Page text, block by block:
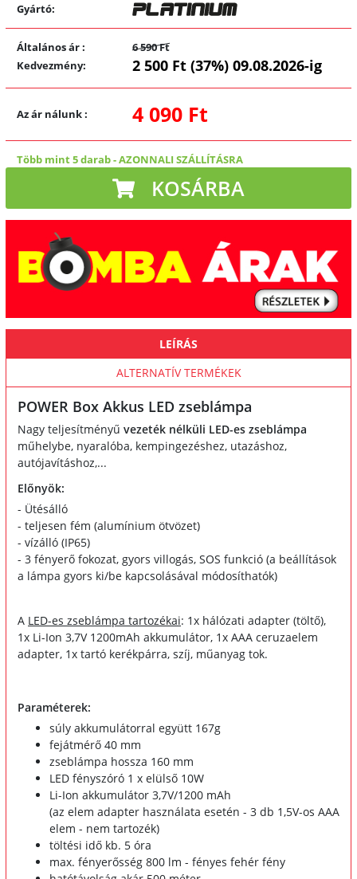
Gyártó:
Általános ár:
6 590 Ft
Kedvezmény: 2 500 Ft (37%) 09.08.2026-ig
Az ár nálunk: 4 090 Ft
Több mint 5 darab-AZONNALI SZÁLLÍTÁSRA
KOSÁRBA
LEÍRÁS
ALTERNATÍV TERMÉKEK
POWER Box Akkus LED zseblámpa
Nagy teljesítményű vezeték nélküli LED-es zseblámpa
műhelybe, nyaralóba, kempingezéshez, utazáshoz,
autójavításhoz,...
Előnyök:
- Ütésálló
- teljesen fém (alumínium ötvözet)
- vízálló (IP65)
- 3 fényerő fokozat, gyors villogás, SOS funkció (a beállítások
a lámpa gyors ki/be kapcsolásával módosíthatók)
A LED-es zseblámpa tartozékai: 1x hálózati adapter (töltő),
1x Li-Ion 3,7V 1200mAh akkumulátor, 1x AAA ceruzaelem
adapter, 1x tartó kerékpárra, szíj, műanyag tok.
Paraméterek:
súly akkumulátorral együtt 167g
fejátmérő 40 mm
zseblámpa hossza 160 mm
LED fényszóró 1 x elülső 10W
Li-Ion akkumulátor 3,7V/1200 mAh
(az elem adapter használata esetén - 3 db 1,5V-os AAA
elem - nem tartozék)
töltési idő kb. 5 óra
max. fényerősség 800 lm - fényes fehér fény